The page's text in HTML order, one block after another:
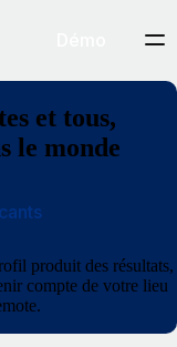
et tous,
le monde
produit des résultats,
compte de votre lieu